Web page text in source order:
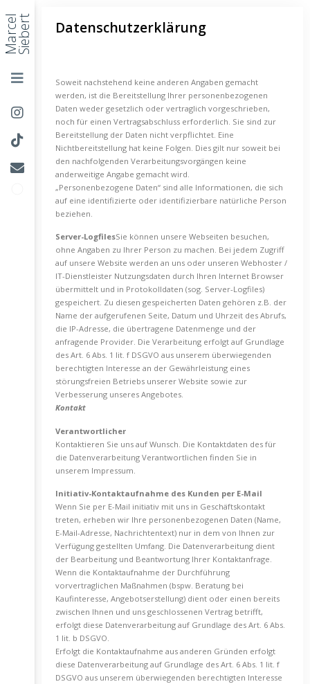
MarcelSiebert Datenschutzerklärung
Soweit nachstehend keine anderen Angaben gemacht
werden, ist die Bereitstellung Ihrer personenbezogenen
Daten weder gesetzlich oder vertraglich vorgeschrieben,
noch für einen Vertragsabschluss erforderlich. Sie sind zur
Bereitstellung der Daten nicht verpflichtet. Eine
Nichtbereitstellung hat keine Folgen. Dies gilt nur soweit bei
den nachfolgenden Verarbeitungsvorgängen keine
anderweitige Angabe gemacht wird.
„Personenbezogene Daten“ sind alle Informationen, die sich
auf eine identifizierte oder identifizierbare natürliche Person
beziehen.
Server-LogfilesSie können unsere Webseiten besuchen,
ohne Angaben zu Ihrer Person zu machen. Bei jedem Zugriff
auf unsere Website werden an uns oder unseren Webhoster /
IT-Dienstleister Nutzungsdaten durch Ihren Internet Browser
übermittelt und in Protokolldaten (sog. Server-Logfiles)
gespeichert. Zu diesen gespeicherten Daten gehören z.B. der
Name der aufgerufenen Seite, Datum und Uhrzeit des Abrufs,
die IP-Adresse, die übertragene Datenmenge und der
anfragende Provider. Die Verarbeitung erfolgt auf Grundlage
des Art. 6 Abs. 1 lit. f DSGVO aus unserem überwiegenden
berechtigten Interesse an der Gewährleistung eines
störungsfreien Betriebs unserer Website sowie zur
Verbesserung unseres Angebotes.
Kontakt
Verantwortlicher
Kontaktieren Sie uns auf Wunsch. Die Kontaktdaten des für
die Datenverarbeitung Verantwortlichen finden Sie in
unserem Impressum.
Initiativ-Kontaktaufnahme des Kunden per E-Mail
Wenn Sie per E-Mail initiativ mit uns in Geschäftskontakt
treten, erheben wir Ihre personenbezogenen Daten (Name,
E-Mail-Adresse, Nachrichtentext) nur in dem von Ihnen zur
Verfügung gestellten Umfang. Die Datenverarbeitung dient
der Bearbeitung und Beantwortung Ihrer Kontaktanfrage.
Wenn die Kontaktaufnahme der Durchführung
vorvertraglichen Maßnahmen (bspw. Beratung bei
Kaufinteresse, Angebotserstellung) dient oder einen bereits
zwischen Ihnen und uns geschlossenen Vertrag betrifft,
erfolgt diese Datenverarbeitung auf Grundlage des Art. 6 Abs.
1 lit. b DSGVO.
Erfolgt die Kontaktaufnahme aus anderen Gründen erfolgt
diese Datenverarbeitung auf Grundlage des Art. 6 Abs. 1 lit. f
DSGVO aus unserem überwiegenden berechtigten Interesse